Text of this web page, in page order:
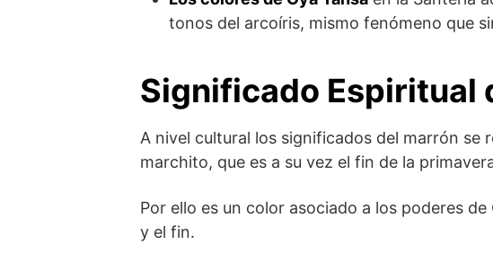
tonos del arcoíris, mismo fenómeno que
Significado Espiritual
A nivel cultural los significados del marrón se
marchito, que es a su vez el fin de la
Por ello es un color asociado a los poderes
y el fin.